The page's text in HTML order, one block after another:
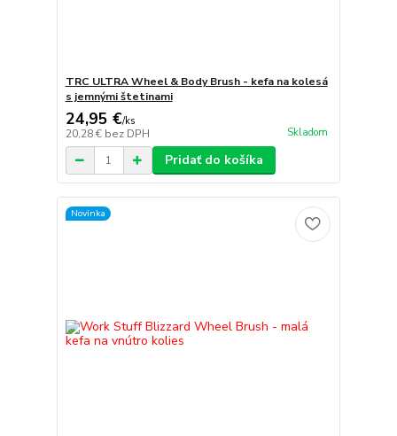
TRC ULTRA Wheel & Body Brush - kefa na kolesá
s jemnými štetinami
24,95 €/ks
20,28 € bez DPH Skladom
Pridať do košíka
Novinka